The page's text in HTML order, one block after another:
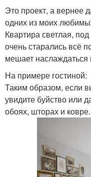
Это проект, а вернее
одних из моих
Квартира светлая,
очень старались всё
мешает наслаждаться
На примере гостиной:
Таким образом, если
увидите буйство или
обоях, шторах и ковре.